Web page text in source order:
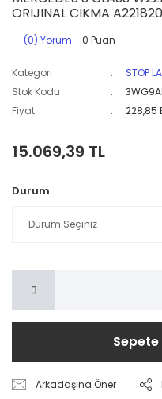
ORIJINAL CIKMA
(0) Yorum - 0 Puan
Kategori
STOP
Stok Kodu
Fiyat
228,85
15.069,39 TL
Durum
Sepete
Arkadaşına Öner